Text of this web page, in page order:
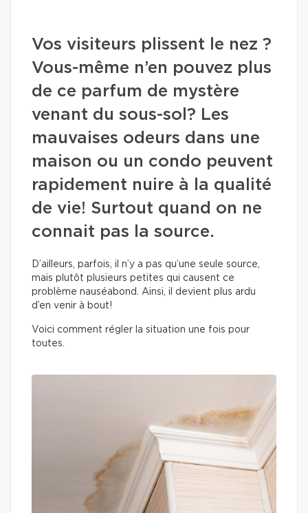
Vos visiteurs plissent le nez ?
Vous-même n’en pouvez plus
de ce parfum de mystère
venant du sous-sol? Les
mauvaises odeurs dans une
maison ou un condo peuvent
rapidement nuire à la qualité
de vie! Surtout quand on ne
connait pas la source.
D’ailleurs, parfois, il n’y a pas qu’une seule source,
mais plutôt plusieurs petites qui causent ce
problème nauséabond. Ainsi, il devient plus ardu
d’en venir à bout!
Voici comment régler la situation une fois pour
toutes.